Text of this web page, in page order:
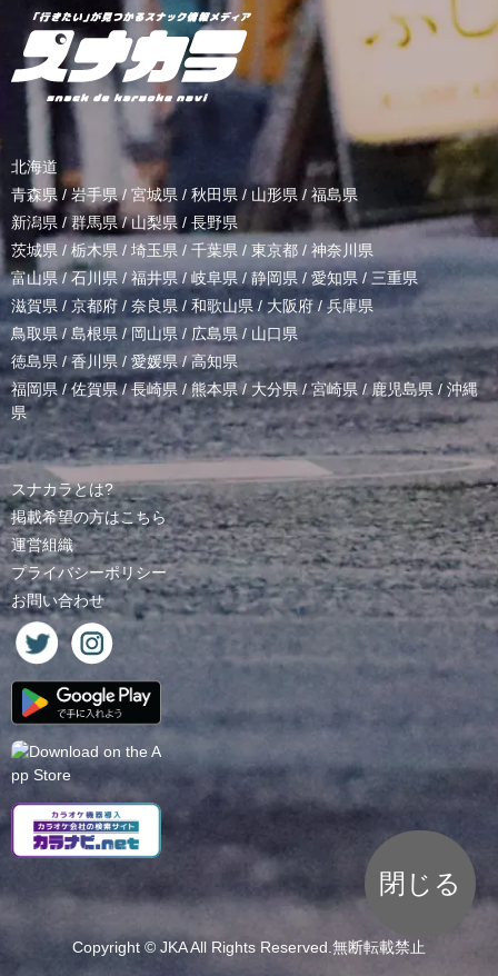
北海道
青森県 / 岩手県/ 宮城県 / 秋田県 / 山形県/ 福島県
新潟県 /群馬県/山梨県 / 長野県
茨城県 / 栃木県 / 埼玉県 / 千葉県 / 東京都 / 神奈川県
富山県 /石川県/福井県/岐阜県 / 静岡県 / 愛知県 / 三重県
滋賀県 / 京都府 / 奈良県 / 和歌山県/ 大阪府 /兵庫県
鳥取県/ 島根県 /岡山県/ 広島県 / 山口県
徳島県 /香川県 / 愛媛県/高知県
福岡県/佐賀県/長崎県 /熊本県/ 大分県/宮崎県 /鹿児島県 / 沖縄
県
スナカラとは?
掲載希望の方はこちら
運営組織
プライバシーポリシー
お問い合わせ
Copyright © JKAAll Rights Reserved.無断転載禁止
閉じる